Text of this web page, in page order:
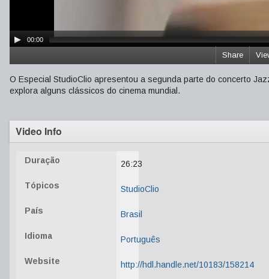
00:00
Share
O Especial StudioClio apresentou a segunda parte do concerto
explora alguns clássicos do cinema mundial.
Video Info
Duração 26:23
Tópicos StudioClio
País Brasil
Idioma Português
Website http://hdl.handle.net/10183/158214